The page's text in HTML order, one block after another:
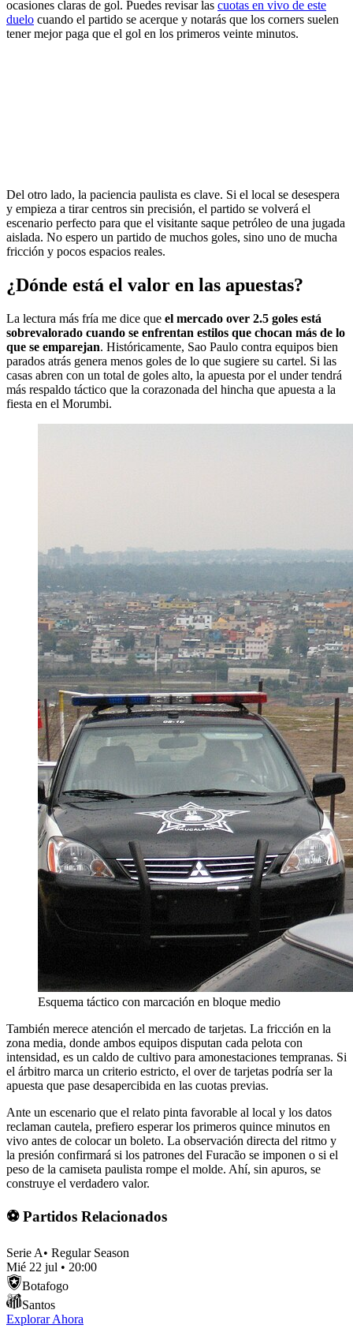
ocasiones claras de gol. Puedes revisar las cuotas en vivo de este
duelo cuando el partido se acerque y notarás que los corners suelen
tener mejor paga que el gol en los primeros veinte minutos.
Del otro lado, la paciencia paulista es clave. Si el local se desespera
y empieza a tirar centros sin precisión, el partido se volverá el
escenario perfecto para que el visitante saque petróleo de una jugada
aislada. No espero un partido de muchos goles, sino uno de mucha
fricción y pocos espacios reales.
¿Dónde está el valor en las apuestas?
La lectura más fría me dice que el mercado over 2.5 goles está
sobrevalorado cuando se enfrentan estilos que chocan más de lo
que se emparejan. Históricamente, Sao Paulo contra equipos bien
parados atrás genera menos goles de lo que sugiere su cartel. Si las
casas abren con un total de goles alto, la apuesta por el under tendrá
más respaldo táctico que la corazonada del hincha que apuesta a la
fiesta en el Morumbi.
Esquema táctico con marcación en bloque medio
También merece atención el mercado de tarjetas. La fricción en la
zona media, donde ambos equipos disputan cada pelota con
intensidad, es un caldo de cultivo para amonestaciones tempranas. Si
el árbitro marca un criterio estricto, el over de tarjetas podría ser la
apuesta que pase desapercibida en las cuotas previas.
Ante un escenario que el relato pinta favorable al local y los datos
reclaman cautela, prefiero esperar los primeros quince minutos en
vivo antes de colocar un boleto. La observación directa del ritmo y
la presión confirmará si los patrones del Furacão se imponen o si el
peso de la camiseta paulista rompe el molde. Ahí, sin apuros, se
construye el verdadero valor.
⚽ Partidos Relacionados
Serie A• Regular Season
Mié 22 jul • 20:00
Botafogo
Santos
Explorar Ahora